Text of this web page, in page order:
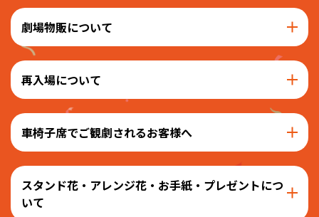
劇場物販について
再入場について
車椅子席でご観劇されるお客様へ
スタンド花・アレンジ花・お手紙・プレゼントにつ
いて